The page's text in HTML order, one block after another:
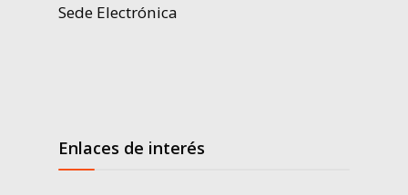
Sede Electrónica
Enlaces de interés